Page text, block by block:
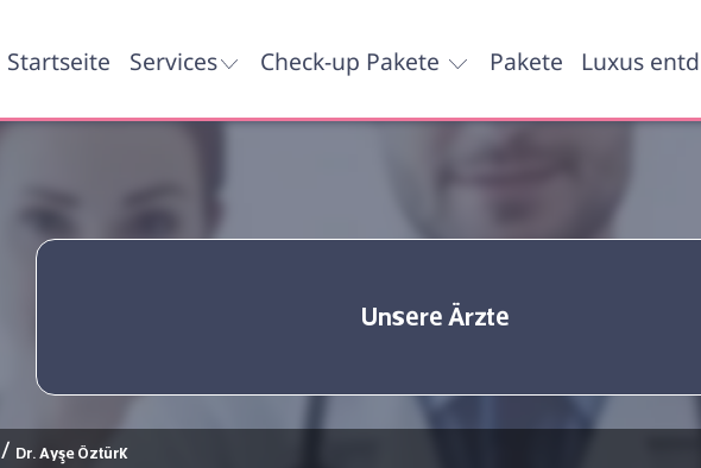
Startseite Services Check-up Pakete Pakete Luxus
Unsere Ärzte
Dr. Ayşe Öztürk